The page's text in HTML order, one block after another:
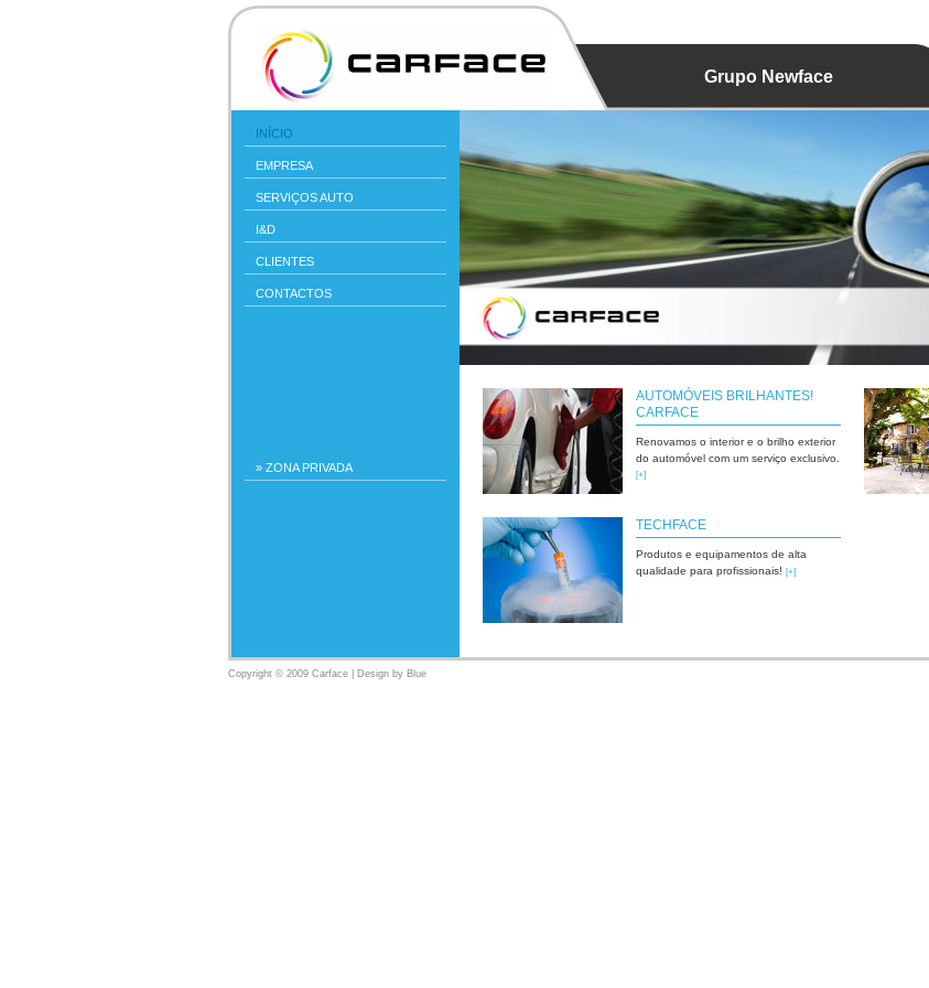
Grupo Newface
INÍCIO
EMPRESA
SERVIÇOS AUTO
I&D
CLIENTES
CONTACTOS
» ZONA PRIVADA
AUTOMÓVEIS BRILHANTES!
CARFACE
Renovamos o interior e o brilho exterior
do automóvel com um serviço exclusivo.
[+]
TECHFACE
Produtos e equipamentos de alta
qualidade para profissionais! [+]
Copyright © 2009 Carface | Design by Blue